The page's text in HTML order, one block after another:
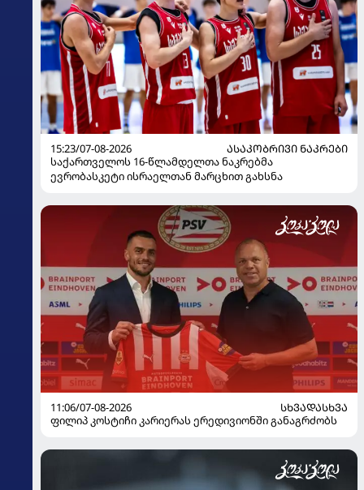
15:23/07-08-2026
ᲐᲡᲐᲙᲝᲑᲠᲘᲕᲘ ᲜᲐᲙᲠᲔᲑᲘ
საქართველოს 16-წლამდელთა ნაკრებმა
ევრობასკეტი ისრაელთან მარცხით გახსნა
11:06/07-08-2026
ᲡᲮᲕᲐᲓᲐᲡᲮᲕᲐ
ფილიპ კოსტიჩი კარიერას ერედივიონში განაგრძობს